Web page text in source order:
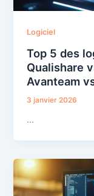
Logiciel
Top 5 des
Qualishare
Avanteam
3 janvier 2026
…